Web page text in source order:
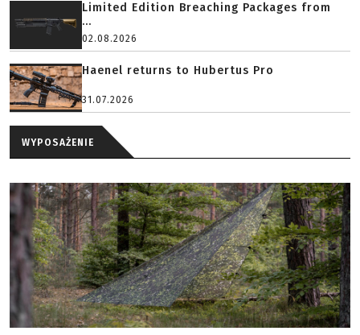
Limited Edition Breaching Packages from
...
02.08.2026
Haenel returns to Hubertus Pro
31.07.2026
WYPOSAŻENIE